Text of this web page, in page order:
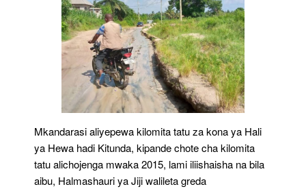
Mkandarasi aliyepewa kilomita tatu za kona ya Hali
ya Hewa hadi Kitunda, kipande chote cha kilomita
tatu alichojenga mwaka 2015, lami iliishaisha na bila
aibu, Halmashauri ya Jiji walileta greda